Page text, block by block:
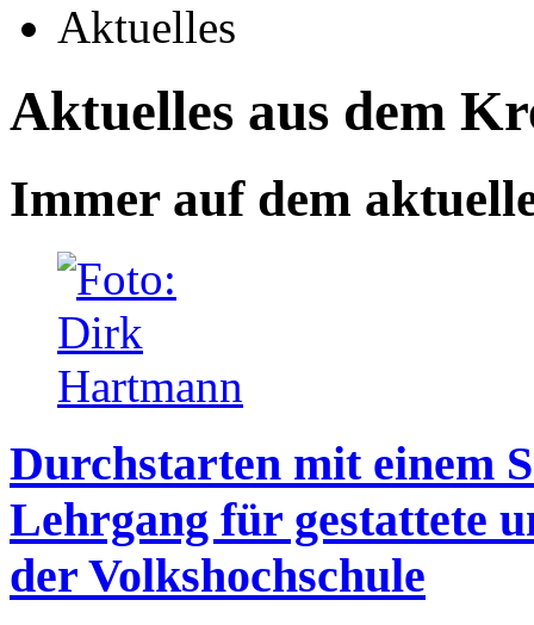
Aktuelles
Aktuelles aus dem
Immer auf dem
Durchstarten mit einem
Lehrgang für gestattete
der Volkshochschule